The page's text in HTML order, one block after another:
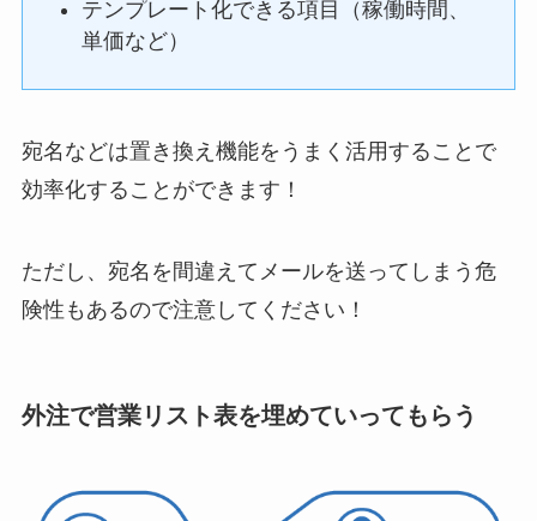
テンプレート化できる項目（稼働時間、
単価など）
宛名などは置き換え機能をうまく活用することで
効率化することができます！
ただし、宛名を間違えてメールを送ってしまう危
険性もあるので注意してください！
外注で営業リスト表を埋めていってもらう